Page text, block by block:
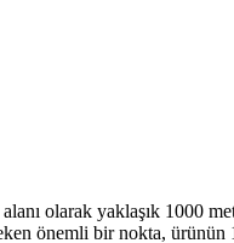
olarak yaklaşık 1000
önemli bir nokta,